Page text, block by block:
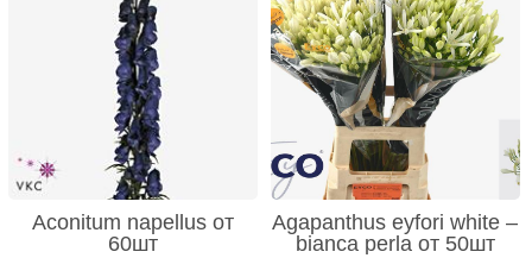
Aconitum napellus от
60шт
Agapanthus eyfori white –
bianca perla от 50шт